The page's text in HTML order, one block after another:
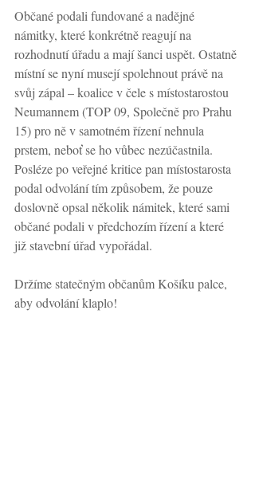
Občané podali fundované a nadějné
námitky, které konkrétně reagují na
rozhodnutí úřadu a mají šanci uspět. Ostatně
místní se nyní musejí spolehnout právě na
svůj zápal – koalice v čele s místostarostou
Neumannem (TOP 09, Společně pro Prahu
15) pro ně v samotném řízení nehnula
prstem, neboť se ho vůbec nezúčastnila.
Posléze po veřejné kritice pan místostarosta
podal odvolání tím způsobem, že pouze
doslovně opsal několik námitek, které sami
občané podali v předchozím řízení a které
již stavební úřad vypořádal.
Držíme statečným občanům Košíku palce,
aby odvolání klaplo!